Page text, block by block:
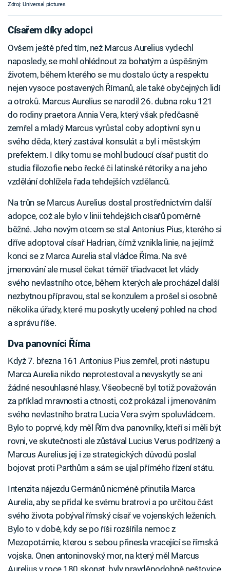
Zdroj: Universal pictures
Císařem díky adopci
Ovšem ještě před tím, než Marcus Aurelius vydechl
naposledy, se mohl ohlédnout za bohatým a úspěšným
životem, během kterého se mu dostalo úcty a respektu
nejen vysoce postavených Římanů, ale také obyčejných lidí
a otroků. Marcus Aurelius se narodil 26. dubna roku 121
do rodiny praetora Annia Vera, který však předčasně
zemřel a mladý Marcus vyrůstal coby adoptivní syn u
svého děda, který zastával konsulát a byl i městským
prefektem. I díky tomu se mohl budoucí císař pustit do
studia filozofie nebo řecké či latinské rétoriky a na jeho
vzdělání dohlížela řada tehdejších vzdělanců.
Na trůn se Marcus Aurelius dostal prostřednictvím další
adopce, což ale bylo v linii tehdejších císařů poměrně
běžné. Jeho novým otcem se stal Antonius Pius, kterého si
dříve adoptoval císař Hadrian, čímž vznikla linie, na jejímž
konci se z Marca Aurelia stal vládce Říma. Na své
jmenování ale musel čekat téměř třiadvacet let vlády
svého nevlastního otce, během kterých ale procházel další
nezbytnou přípravou, stal se konzulem a prošel si osobně
několika úřady, které mu poskytly ucelený pohled na chod
a správu říše.
Dva panovníci Říma
Když 7. března 161 Antonius Pius zemřel, proti nástupu
Marca Aurelia nikdo neprotestoval a nevyskytly se ani
žádné nesouhlasné hlasy. Všeobecně byl totiž považován
za příklad mravnosti a ctnosti, což prokázal i jmenováním
svého nevlastního bratra Lucia Vera svým spoluvládcem.
Bylo to poprvé, kdy měl Řím dva panovníky, kteří si měli být
rovni, ve skutečnosti ale zůstával Lucius Verus podřízený a
Marcus Aurelius jej i ze strategických důvodů poslal
bojovat proti Parthům a sám se ujal přímého řízení státu.
Intenzita nájezdu Germánů nicméně přinutila Marca
Aurelia, aby se přidal ke svému bratrovi a po určitou část
svého života pobýval římský císař ve vojenských leženích.
Bylo to v době, kdy se po říši rozšířila nemoc z
Mezopotámie, kterou s sebou přinesla vracející se římská
vojska. Onen antoninovský mor, na který měl Marcus